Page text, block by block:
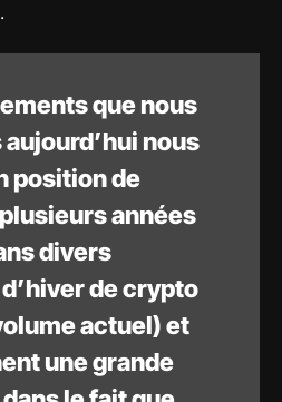
que nous
nous
position de
années
divers
de crypto
actuel) et
une grande